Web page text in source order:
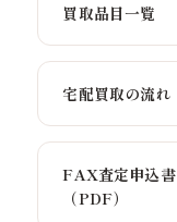
買取品目一覧
宅配買取の流れ
FAX査定申込書
（PDF）